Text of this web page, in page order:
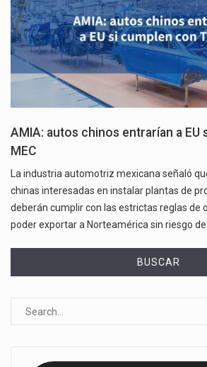
AMIA: autos chinos entrarían a EU
MEC
La industria automotriz mexicana señaló
chinas interesadas en instalar plantas de
deberán cumplir con las estrictas reglas de
poder exportar a Norteamérica sin riesgo
BUSCAR